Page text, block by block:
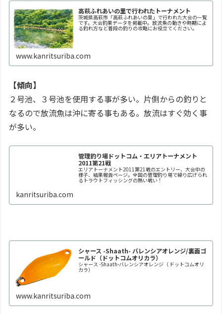
高萩ふれあいの里で行われたトーナメント
茨城県高萩市「高萩ふれあいの里」で行われた大会の一覧
です。大会釣果データを掲載中。放流魚の動きや時期によ
る釣れ方など普段の釣りの攻略にお役立てください。
www.kanritsuriba.com
【傾向】
２号池、３号池を使用する事が多い。片側からの釣りと
なるので放流魚は沖に寄る事もある。放流はすぐ効く事
が多い。
管理釣り場ドットコム・エリアトーナメント
2011第21戦
エリアトーナメント2011第21戦のエントリー、大会中の
様子、結果報告ページ。全国の管理釣り場で繰り広げられ
るトラウトフィッシングの熱い戦い！
kanritsuriba.com
シャース -Shaath- バレンシアオレンジ/裏面ゴ
ールド（ドットコムオリカラ）
シャース -Shaath-バレンシアオレンジ（ ドットコムオリ
カラ）
www.kanritsuriba.com